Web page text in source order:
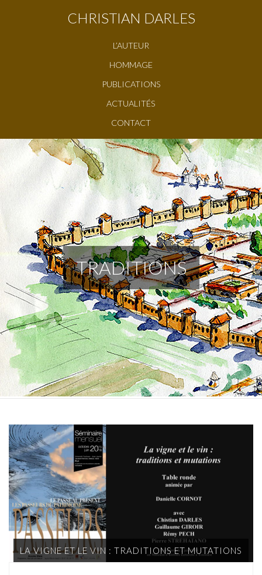
CHRISTIAN DARLES
L’AUTEUR
HOMMAGE
PUBLICATIONS
ACTUALITÉS
CONTACT
TRADITIONS
LA VIGNE ET LE VIN : TRADITIONS ET MUTATIONS